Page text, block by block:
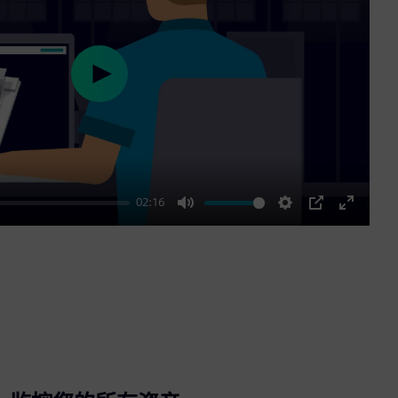
02:16
Mute Settings
PIP
Enter
Play